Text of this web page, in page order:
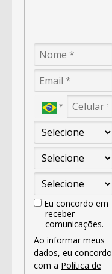
Eu concordo em
receber
comunicações.
Ao informar meus
dados, eu concordo
com a Política de